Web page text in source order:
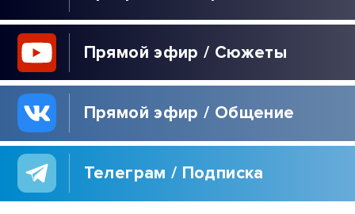
Прямой эфир / Сюжеты
Прямой эфир / Общение
Телеграм / Подписка